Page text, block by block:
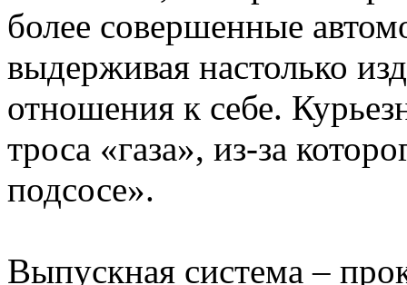
более совершенные
выдерживая настолько
отношения к себе.
троса «газа», из-за
подсосе».
Выпускная система –